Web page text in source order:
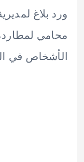
لمديرية أمن
لمطاردة من
في